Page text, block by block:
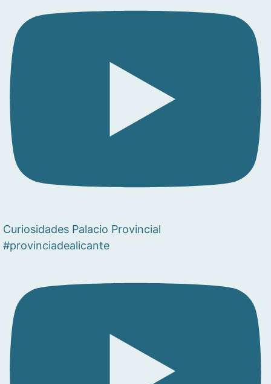
Curiosidades Palacio Provincial
#provinciadealicante